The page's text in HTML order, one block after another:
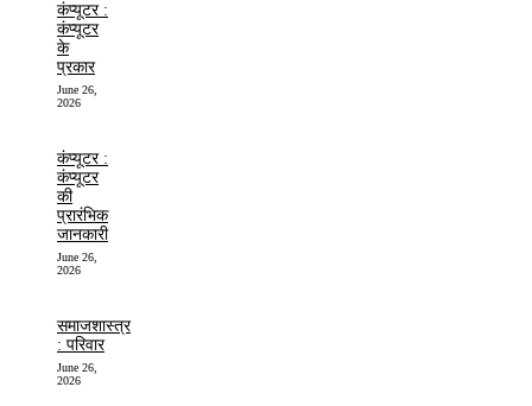
कंप्यूटर :
कंप्यूटर
के
प्रकार
June 26,
2026
कंप्यूटर :
कंप्यूटर
की
प्रारंभिक
जानकारी
June 26,
2026
समाजशास्त्र
: परिवार
June 26,
2026